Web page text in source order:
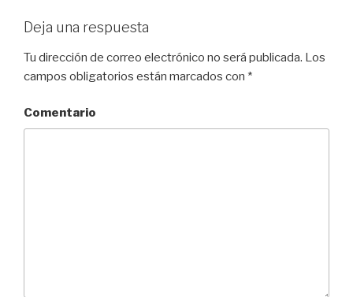
Deja una respuesta
Tu dirección de correo electrónico no será publicada. Los
campos obligatorios están marcados con *
Comentario